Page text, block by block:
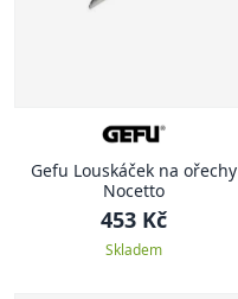
Gefu Louskáček na ořechy
Nocetto
453 Kč
Skladem